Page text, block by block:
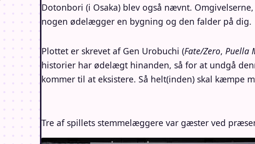
Dotonbori (i Osaka) blev også nævnt.
nogen ødelægger en bygning og den falder på dig.
Plottet er skrevet af Gen Urobuchi (Fate/Zero, Puella
historier har ødelægt hinanden, så for at undgå
kommer til at eksistere. Så helt(inden) skal kæmpe
Tre af spillets stemmelæggere var gæster ved